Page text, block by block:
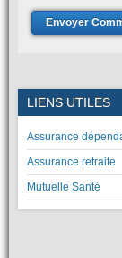
LIENS UTILES
Assurance
Assurance retraite
Mutuelle Santé